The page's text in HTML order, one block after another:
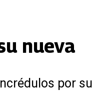
nueva
por su